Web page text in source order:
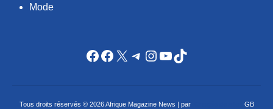
Mode
Facebook
Facebook
X Telegram
Instagram
YouTube
TikTok
Tous droits réservés © 2026 Afrique Magazine News | par
GB